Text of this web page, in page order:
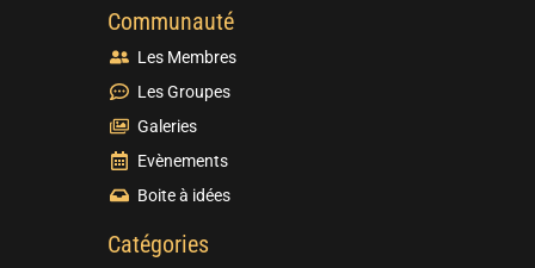
Communauté
Les Membres
Les Groupes
Galeries
Evènements
Boite à idées
Catégories